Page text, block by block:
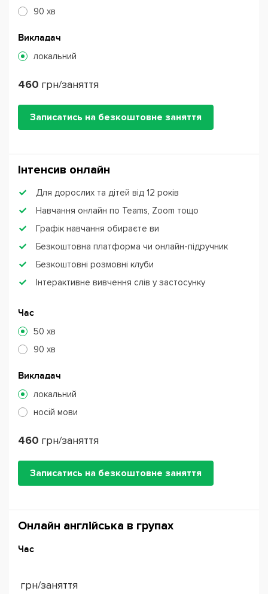
90 хв
Викладач
локальний
460 грн/заняття
Записатись на безкоштовне заняття
Інтенсив онлайн
Для дорослих та дітей від 12 років
Навчання онлайн по Teams, Zoom тощо
Графік навчання обираєте ви
Безкоштовна платформа чи онлайн-підручник
Безкоштовні розмовні клуби
Інтерактивне вивчення слів у застосунку
Час
50 хв
90 хв
Викладач
локальний
носій мови
460 грн/заняття
Записатись на безкоштовне заняття
Онлайн англійська в групах
Час
грн/заняття